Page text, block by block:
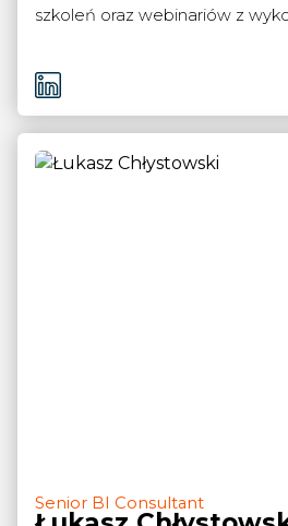
szkoleń oraz webinariów z
Senior BI Consultant